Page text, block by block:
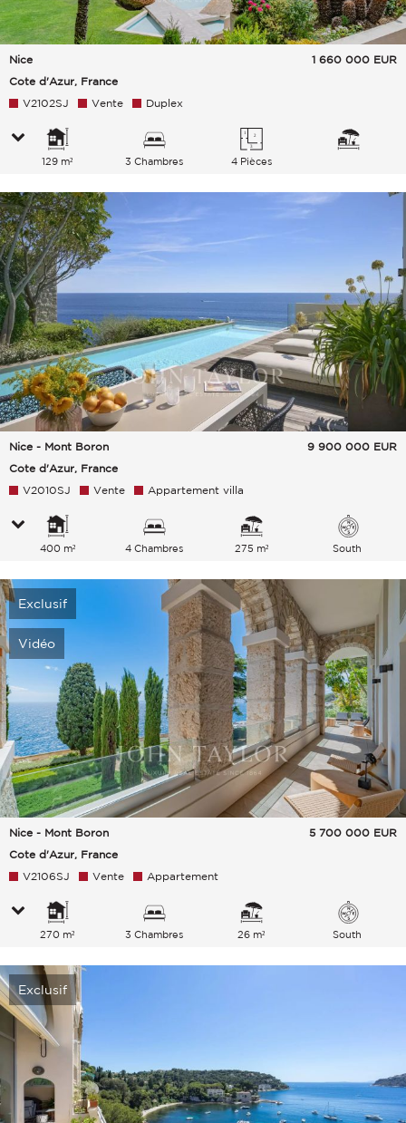
Nice
Cote d'Azur, France
1 660 000 EUR
V2102SJ Vente Duplex
129 m² 3 Chambres 4 Pièces
Nice - Mont Boron
Cote d'Azur, France
9 900 000 EUR
V2010SJ Vente Appartement villa
400 m² 4 Chambres 275 m² South
Exclusif
Vidéo
Nice - Mont Boron
Cote d'Azur, France
5 700 000 EUR
V2106SJ Vente Appartement
270 m² 3 Chambres 26 m² South
Exclusif